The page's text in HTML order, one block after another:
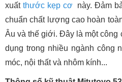
xuất thước kẹp cơ này. Đảm
chuẩn chất lượng cao hoàn
Âu và thế giới. Đây là một
dụng trong nhiều ngành công
móc, nội thất và nhôm kính...